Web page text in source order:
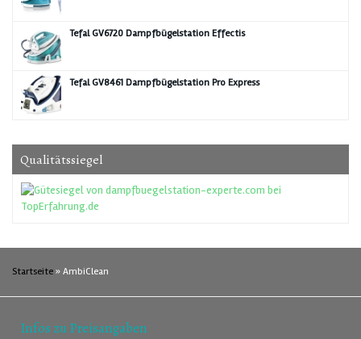
Tefal GV6720 Dampfbügelstation Effectis
Tefal GV8461 Dampfbügelstation Pro Express
Qualitätssiegel
Startseite » AmbiClean
Infos zu Preisangaben